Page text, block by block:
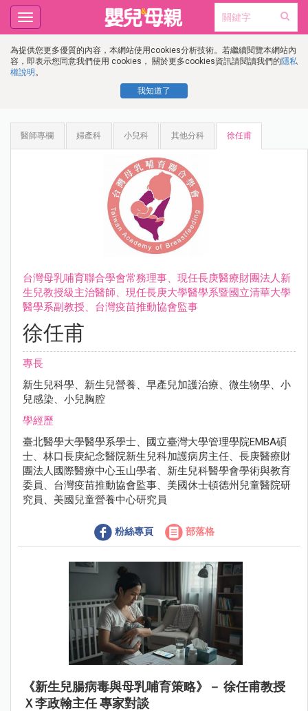
為提供您更多優質的內容，本網站使用cookies分析技術。若繼續閱覽本網站內
容，即表示您同意我們使用 cookies， 關於更多cookies資訊請閱讀我們的隱私
權說明 。
我知道了
Toggle
navigation
醫師專欄 婦產科 小兒科 其他分科 徐任甫
台灣母乳哺育聯合學會常務理事、現任長庚醫療財團法人新
生兒教授級主治醫師、現任長庚大學醫學系暨國立清華大學
醫學系副教授、台灣疫苗推動協會監事
徐任甫
專長
新生兒科學、新生兒營養、早產兒加護治療、微生物學、小
兒感染、小兒胸腔
學經歷
臺北醫學大學醫學系學士、國立臺灣大學管理學院EMBA碩
士、林口長庚紀念醫院新生兒科加護病房主任、長庚醫療財
團法人國際醫療中心玉山學者、新生兒科醫學會學術與教育
委員、台灣疫苗推動協會監事、美國休士頓德州兒童醫院研
究員、美國兒童營養中心研究員
粉絲專頁 部落格
《新生兒腸病毒與母乳哺育策略》－ 徐任甫教授
Ｘ李政翰主任 專家對談